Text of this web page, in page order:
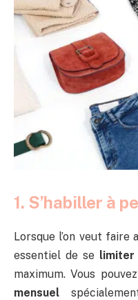
1. S’habiller à
Lorsque l’on veut faire
essentiel de se limiter
maximum. Vous
mensuel